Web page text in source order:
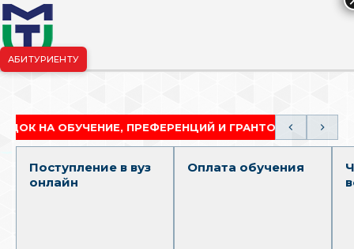
АБИТУРИЕНТУ
ПРЕФЕРЕНЦИЙ И ГРАНТОВ
Поступление в вуз
онлайн
Оплата обучения